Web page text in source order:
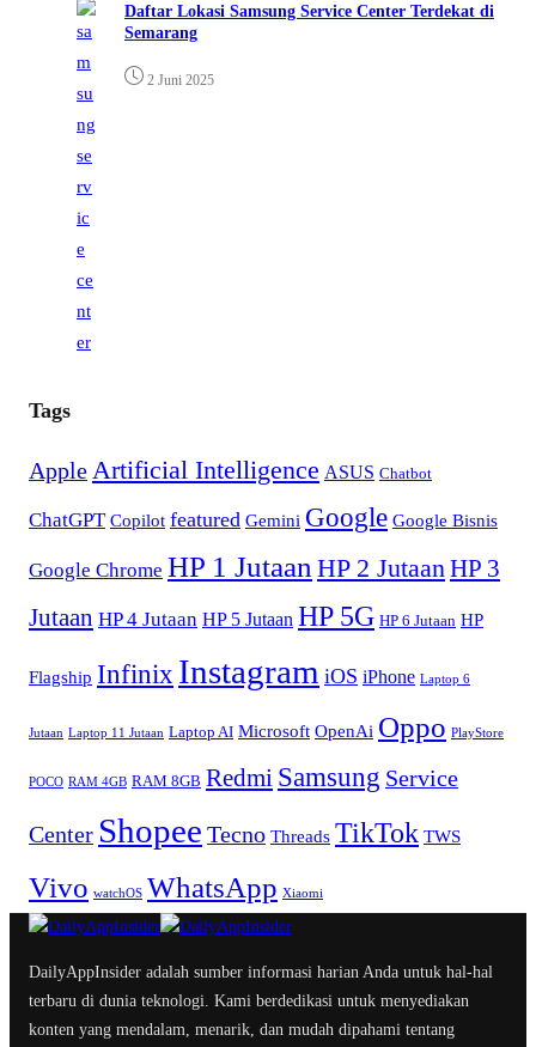
Daftar Lokasi Samsung Service Center Terdekat di
Semarang
2 Juni 2025
Tags
Apple Artificial Intelligence ASUS Chatbot
ChatGPT Copilot featured Gemini Google Google Bisnis
Google Chrome HP 1 Jutaan HP 2 Jutaan HP 3
Jutaan HP 4 Jutaan HP 5 Jutaan HP 5G HP 6 Jutaan HP
Flagship Infinix Instagram iOS iPhone Laptop 6
Jutaan Laptop 11 Jutaan Laptop AI Microsoft OpenAi Oppo PlayStore
POCO RAM 4GB RAM 8GB Redmi Samsung Service
Center Shopee Tecno Threads TikTok TWS
Vivo watchOS WhatsApp Xiaomi
DailyAppInsider adalah sumber informasi harian Anda untuk hal-hal
terbaru di dunia teknologi. Kami berdedikasi untuk menyediakan
konten yang mendalam, menarik, dan mudah dipahami tentang